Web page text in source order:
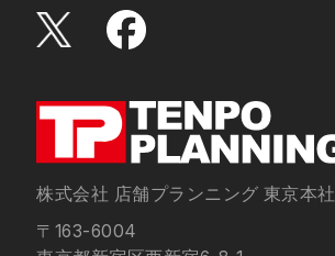
株式会社 店舗プランニング 東京本社
〒163-6004